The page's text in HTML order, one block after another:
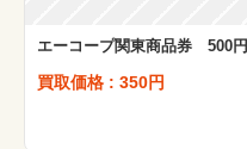
エーコープ関東商品券 500円
買取価格 : 350円